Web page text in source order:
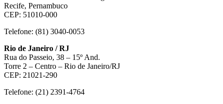
Recife, Pernambuco
CEP: 51010-000
Telefone: (81) 3040-0053
Rio de Janeiro / RJ
Rua do Passeio, 38 – 15º And.
Torre 2 – Centro – Rio de Janeiro/RJ
CEP: 21021-290
Telefone: (21) 2391-4764